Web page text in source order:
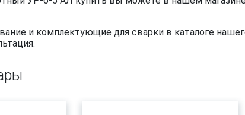
и комплектующие для сварки в каталоге